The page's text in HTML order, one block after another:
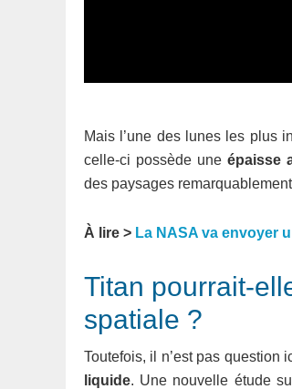
Mais l’une des lunes les plus
celle-ci possède une épaisse
des paysages
À lire > La NASA va envoyer
Titan pourrait-
spatiale ?
Toutefois, il n’est pas question
liquide. Une nouvelle étude